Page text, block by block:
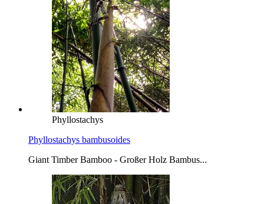
Phyllostachys
Phyllostachys bambusoides
Giant Timber Bamboo - Großer Holz Bambus...